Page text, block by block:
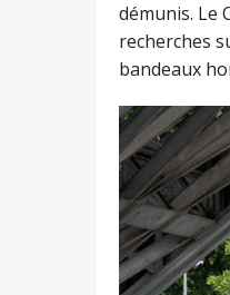
démunis. Le
recherches
bandeaux